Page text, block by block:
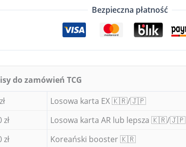
Bezpieczna płatność
do zamówień TCG
Losowa karta EX 🇰🇷/🇯🇵
Losowa karta AR lub lepsza 🇰🇷/🇯🇵
Koreański booster 🇰🇷